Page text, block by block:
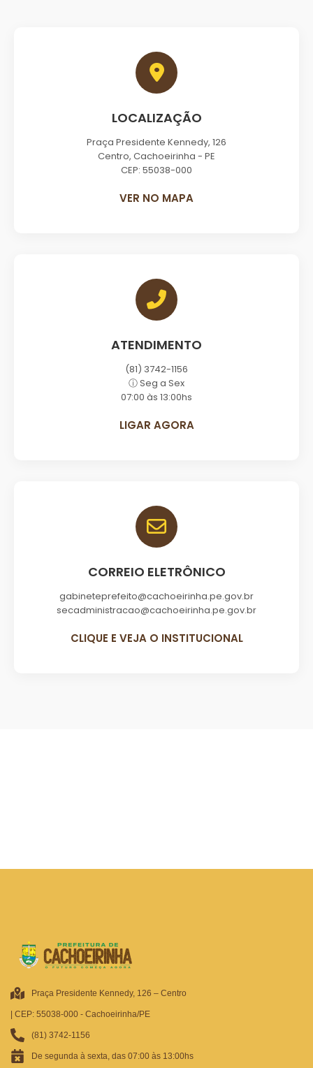
LOCALIZAÇÃO
Praça Presidente Kennedy, 126
Centro, Cachoeirinha - PE
CEP: 55038-000
VER NO MAPA
ATENDIMENTO
(81) 3742-1156
ⓘ Seg a Sex
07:00 às 13:00hs
LIGAR AGORA
CORREIO ELETRÔNICO
gabineteprefeito@cachoeirinha.pe.gov.br
secadministracao@cachoeirinha.pe.gov.br
CLIQUE E VEJA O INSTITUCIONAL
Praça Presidente Kennedy, 126 – Centro
| CEP: 55038-000 - Cachoeirinha/PE
(81) 3742-1156
De segunda à sexta, das 07:00 às 13:00hs